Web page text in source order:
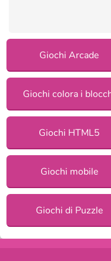
Giochi Arcade
Giochi colora i
Giochi HTML5
Giochi mobile
Giochi di Puzzle